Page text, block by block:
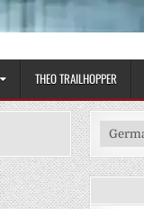
THEO TRAILHOPPER